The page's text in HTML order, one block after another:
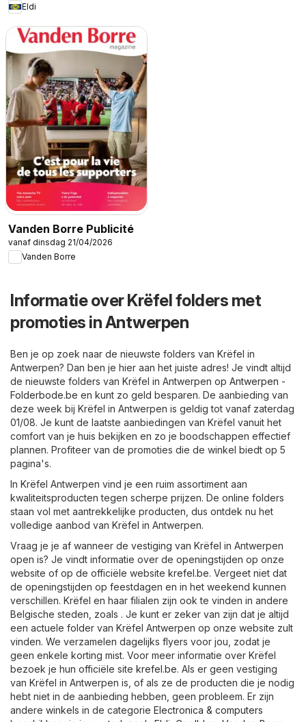
Eldi
Vanden Borre Publicité
vanaf dinsdag 21/04/2026
Vanden Borre
Informatie over Krëfel folders met
promoties in Antwerpen
Ben je op zoek naar de nieuwste folders van Krëfel in
Antwerpen? Dan ben je hier aan het juiste adres! Je vindt altijd
de nieuwste folders van Krëfel in Antwerpen op Antwerpen -
Folderbode.be en kunt zo geld besparen. De aanbieding van
deze week bij Krëfel in Antwerpen is geldig tot vanaf zaterdag
01/08. Je kunt de laatste aanbiedingen van Krëfel vanuit het
comfort van je huis bekijken en zo je boodschappen effectief
plannen. Profiteer van de promoties die de winkel biedt op 5
pagina's.
In Krëfel Antwerpen vind je een ruim assortiment aan
kwaliteitsproducten tegen scherpe prijzen. De online folders
staan vol met aantrekkelijke producten, dus ontdek nu het
volledige aanbod van Krëfel in Antwerpen.
Vraag je je af wanneer de vestiging van Krëfel in Antwerpen
open is? Je vindt informatie over de openingstijden op onze
website of op de officiële website krefel.be. Vergeet niet dat
de openingstijden op feestdagen en in het weekend kunnen
verschillen. Krëfel en haar filialen zijn ook te vinden in andere
Belgische steden, zoals . Je kunt er zeker van zijn dat je altijd
een actuele folder van Krëfel Antwerpen op onze website zult
vinden. We verzamelen dagelijks flyers voor jou, zodat je
geen enkele korting mist. Voor meer informatie over Krëfel
bezoek je hun officiële site krefel.be. Als er geen vestiging
van Krëfel in Antwerpen is, of als ze de producten die je nodig
hebt niet in de aanbieding hebben, geen probleem. Er zijn
andere winkels in de categorie Electronica & computers